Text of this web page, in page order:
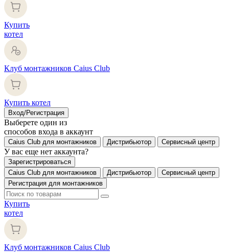
Купить
котел
Клуб монтажников Caius Club
Купить котел
Вход/Регистрация
Выберете один из
способов входа в аккаунт
Caius Club для монтажников Дистрибьютор Сервисный центр
У вас еще нет аккаунта?
Зарегистрироваться
Caius Club для монтажников
Дистрибьютор
Сервисный центр
Регистрация для монтажников
Купить
котел
Клуб монтажников Caius Club